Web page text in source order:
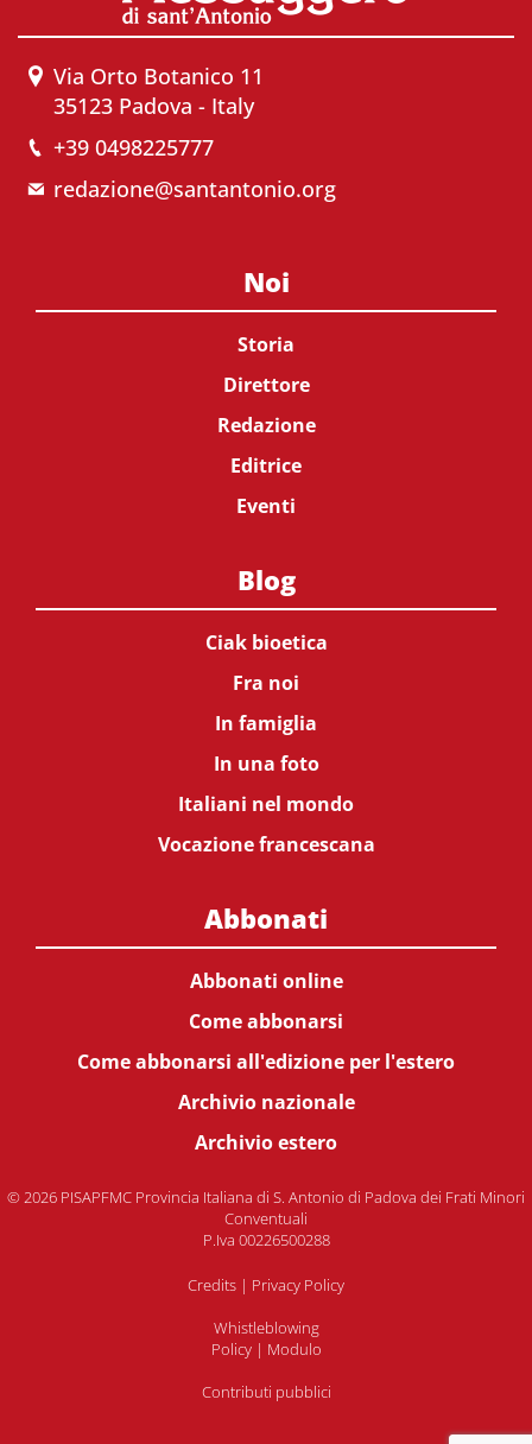
Via Orto Botanico 11
35123 Padova - Italy
+39 0498225777
redazione@santantonio.org
Noi
Storia
Direttore
Redazione
Editrice
Eventi
Blog
Ciak bioetica
Fra noi
In famiglia
In una foto
Italiani nel mondo
Vocazione francescana
Abbonati
Abbonati online
Come abbonarsi
Come abbonarsi all'edizione per l'estero
Archivio nazionale
Archivio estero
© 2026 PISAPFMC Provincia Italiana di S. Antonio di Padova dei Frati Minori
Conventuali
P.Iva 00226500288
Credits | Privacy Policy
Whistleblowing
Policy| Modulo
Contributi pubblici